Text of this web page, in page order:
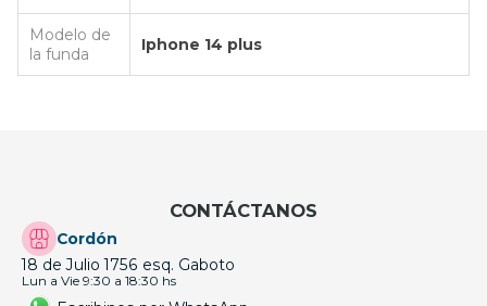
Modelo de
la funda
Iphone 14 plus
CONTÁCTANOS
Cordón
18 de Julio 1756 esq. Gaboto
Lun a Vie 9:30 a 18:30 hs